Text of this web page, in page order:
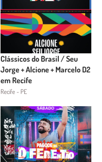
Clássicos do Brasil / Seu
Jorge + Alcione + Marcelo D2
em Recife
Recife - PE